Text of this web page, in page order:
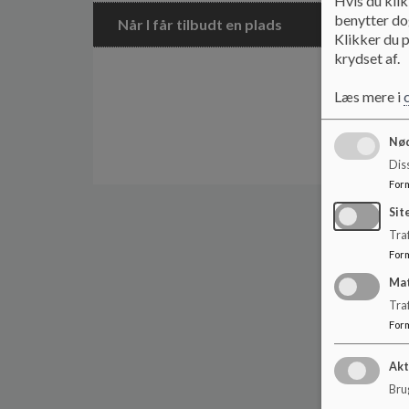
Når I får tilbudt en plads
benytter
Klikker du
krydset af.
Læs mere i